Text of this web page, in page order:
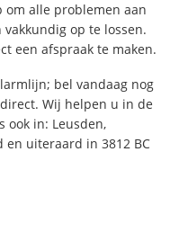
alle problemen aan
op te lossen.
een afspraak te maken.
bel vandaag nog
Wij helpen u in de
ook in: Leusden,
en uiteraard in 3812 BC